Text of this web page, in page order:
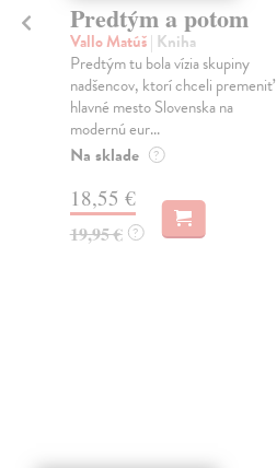
Predtým a potom
Vallo Matúš| Kniha
Predtým tu bola vízia skupiny
nadšencov, ktorí chceli premeniť
hlavné mesto Slovenska na
modernú eur...
Na sklade ?
18,55 €
19,95 € ?